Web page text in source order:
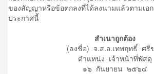
ของสัญญาหรือข้อตกลงที่ได้ลงนามแล้วตามเอ
ประกาศนี้
สำเนาถูกต้อง
(ลงชื่อ) จ.ส.อ.เทพฤทธิ์ ศรี
ตำแหน่ง เจ้าหน้าที่พัสดุ
๑๖ กันยายน ๒๕๖๔